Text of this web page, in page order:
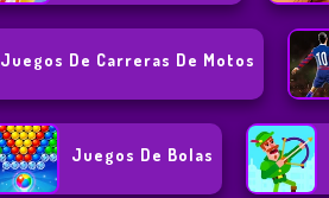
Juegos De Carreras De Motos
Juegos De Bolas